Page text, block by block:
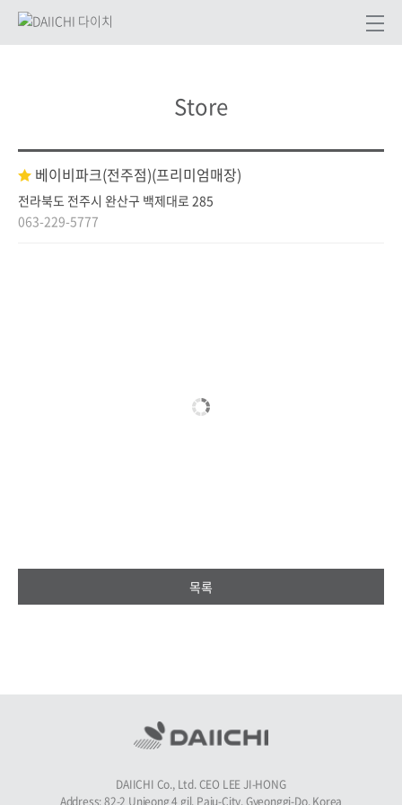
Store
베이비파크(전주점)(프리미엄매장)
전라북도 전주시 완산구 백제대로 285
063-229-5777
목록
DAIICHI Co., Ltd. CEO LEE JI-HONG
Address: 82-2 Unjeong 4 gil, Paju-City, Gyeonggi-Do, Korea